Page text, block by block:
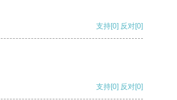
支持[0] 反对[0]
支持[0] 反对[0]